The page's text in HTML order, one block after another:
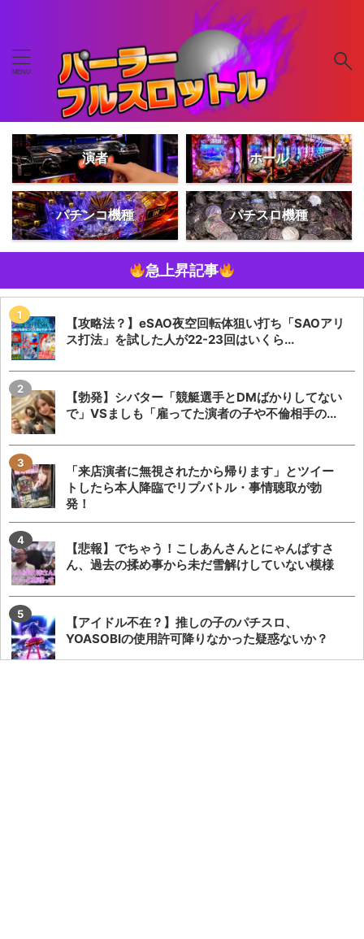
演者 ホール
パチンコ機種 パチスロ機種
急上昇記事
【攻略法？】eSAO夜空回転体狙い打ち「SAOアリ
ス打法」を試した人が22-23回はいくら...
【勃発】シバター「競艇選手とDMばかりしてない
で」VSましも「雇ってた演者の子や不倫相手の...
「来店演者に無視されたから帰ります」とツイー
トしたら本人降臨でリプバトル・事情聴取が勃
発！
【悲報】でちゃう！こしあんさんとにゃんぱすさ
ん、過去の揉め事から未だ雪解けしていない模様
【アイドル不在？】推しの子のパチスロ、
YOASOBIの使用許可降りなかった疑惑ないか？